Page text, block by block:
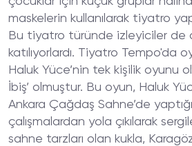
maskelerin kullanılarak tiyatro
Bu tiyatro türünde izleyiciler de
katılıyorlardı. Tiyatro Tempo'da
Haluk Yüce’nin tek kişilik oyunu
İbiş’ olmuştur. Bu oyun, Haluk
Ankara Çağdaş Sahne’de
çalışmalardan yola çıkılarak
sahne tarzları olan kukla,